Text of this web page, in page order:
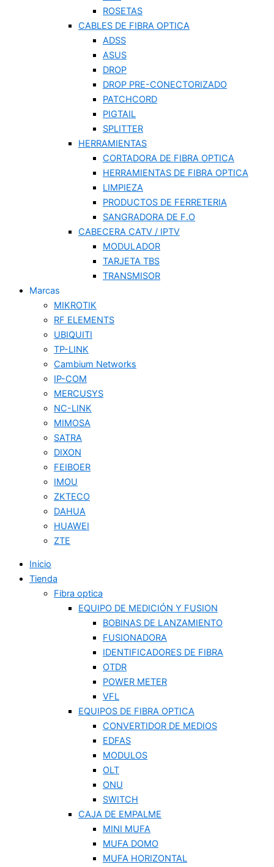
ROSETAS
CABLES DE FIBRA OPTICA
ADSS
ASUS
DROP
DROP PRE-CONECTORIZADO
PATCHCORD
PIGTAIL
SPLITTER
HERRAMIENTAS
CORTADORA DE FIBRA OPTICA
HERRAMIENTAS DE FIBRA OPTICA
LIMPIEZA
PRODUCTOS DE FERRETERIA
SANGRADORA DE F.O
CABECERA CATV / IPTV
MODULADOR
TARJETA TBS
TRANSMISOR
Marcas
MIKROTIK
RF ELEMENTS
UBIQUITI
TP-LINK
Cambium Networks
IP-COM
MERCUSYS
NC-LINK
MIMOSA
SATRA
DIXON
FEIBOER
IMOU
ZKTECO
DAHUA
HUAWEI
ZTE
Inicio
Tienda
Fibra optica
EQUIPO DE MEDICIÓN Y FUSION
BOBINAS DE LANZAMIENTO
FUSIONADORA
IDENTIFICADORES DE FIBRA
OTDR
POWER METER
VFL
EQUIPOS DE FIBRA OPTICA
CONVERTIDOR DE MEDIOS
EDFAS
MODULOS
OLT
ONU
SWITCH
CAJA DE EMPALME
MINI MUFA
MUFA DOMO
MUFA HORIZONTAL